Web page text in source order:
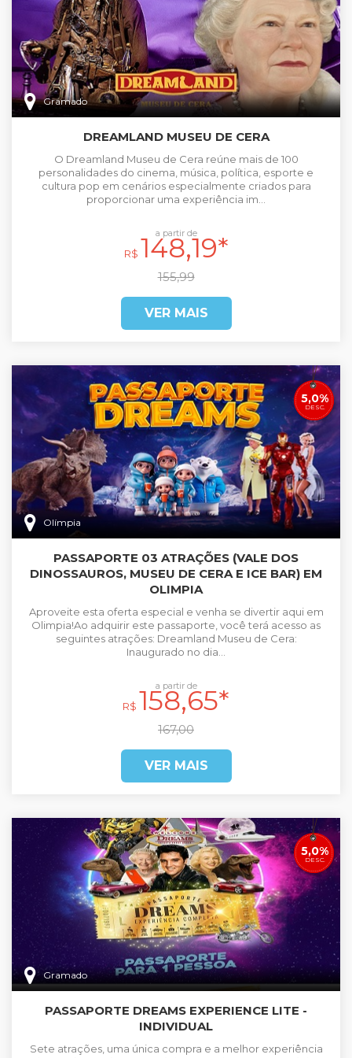
Gramado
DREAMLAND MUSEU DE CERA
O Dreamland Museu de Cera reúne mais de 100
personalidades do cinema, música, política, esporte e
cultura pop em cenários especialmente criados para
proporcionar uma experiência im...
a partir de
R$ 148,19*
155,99
VER MAIS
5,0%
DESC.
Olímpia
PASSAPORTE 03 ATRAÇÕES (VALE DOS
DINOSSAUROS, MUSEU DE CERA E ICE BAR) EM
OLIMPIA
Aproveite esta oferta especial e venha se divertir aqui em
Olimpia!Ao adquirir este passaporte, você terá acesso as
seguintes atrações: Dreamland Museu de Cera:
Inaugurado no dia...
a partir de
R$ 158,65*
167,00
VER MAIS
5,0%
DESC.
Gramado
PASSAPORTE DREAMS EXPERIENCE LITE -
INDIVIDUAL
Sete atrações, uma única compra e a melhor experiência